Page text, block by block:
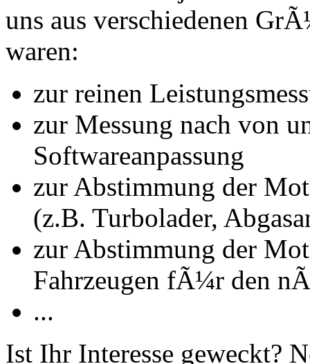
uns aus verschiedenen
waren:
zur reinen
zur Messung nach von
Softwareanpassung
zur Abstimmung der
(z.B. Turbolader,
zur Abstimmung der
Fahrzeugen fÃ¼r den
...
Ist Ihr Interesse geweckt?